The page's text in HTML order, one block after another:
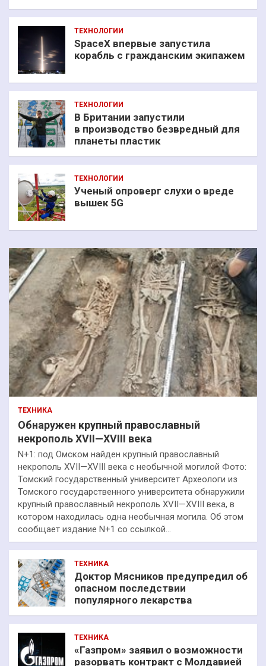
ТЕХНОЛОГИИ
SpaceX впервые запустила
корабль с гражданским экипажем
ТЕХНОЛОГИИ
В Британии запустили
в производство безвредный для
планеты пластик
ТЕХНОЛОГИИ
Ученый опроверг слухи о вреде
вышек 5G
ТЕХНИКА
Обнаружен крупный православный
некрополь XVII—XVIII века
N+1: под Омском найден крупный православный
некрополь XVII—XVIII века с необычной могилой Фото:
Томский государственный университет Археологи из
Томского государственного университета обнаружили
крупный православный некрополь XVII—XVIII века, в
котором находилась одна необычная могила. Об этом
сообщает издание N+1 со ссылкой…
ТЕХНИКА
Доктор Мясников предупредил об
опасном последствии
популярного лекарства
ТЕХНИКА
«Газпром» заявил о возможности
разорвать контракт с Молдавией